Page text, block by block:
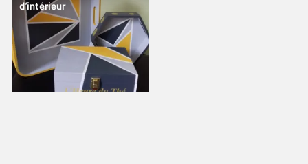
d’intérieur